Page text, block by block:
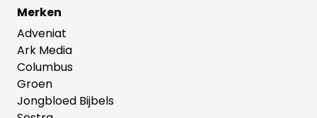
Merken
Adveniat
Ark Media
Columbus
Groen
Jongbloed Bijbels